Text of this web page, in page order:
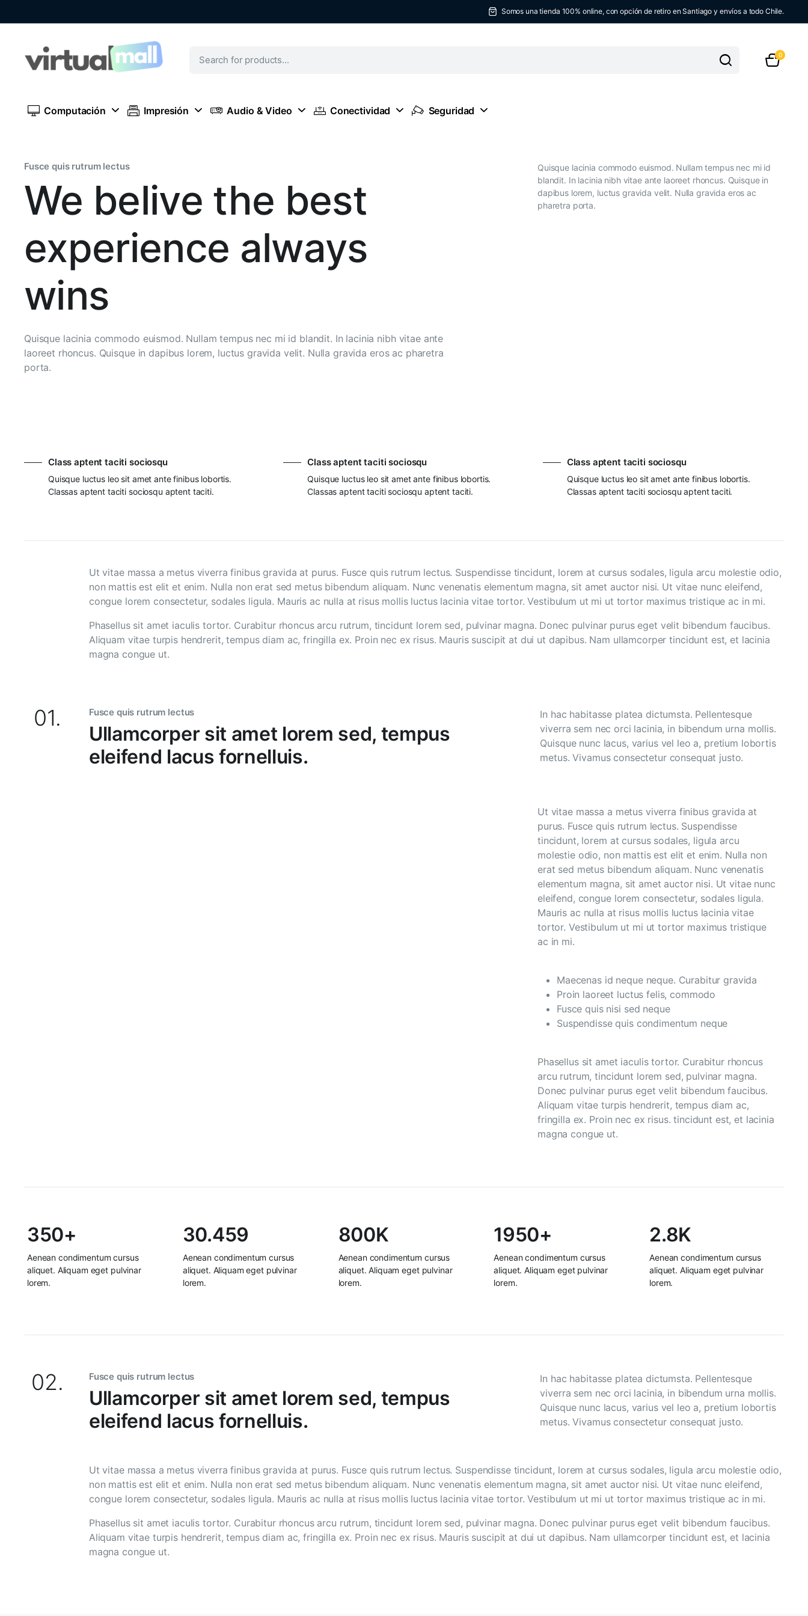
Somos una tienda 100% online, con opción de retiro en Santiago y envíos a todo Chile.
0
Computación Impresión Audio & Video Conectividad Seguridad
Fusce quis rutrum lectus
We belive the best
experience always
wins
Quisque lacinia commodo euismod. Nullam tempus nec mi id blandit. In lacinia nibh vitae ante
laoreet rhoncus. Quisque in dapibus lorem, luctus gravida velit. Nulla gravida eros ac pharetra
porta.
Quisque lacinia commodo euismod. Nullam tempus nec mi id
blandit. In lacinia nibh vitae ante laoreet rhoncus. Quisque in
dapibus lorem, luctus gravida velit. Nulla gravida eros ac
pharetra porta.
Class aptent taciti sociosqu
Quisque luctus leo sit amet ante finibus lobortis.
Classas aptent taciti sociosqu aptent taciti.
Class aptent taciti sociosqu
Quisque luctus leo sit amet ante finibus lobortis.
Classas aptent taciti sociosqu aptent taciti.
Class aptent taciti sociosqu
Quisque luctus leo sit amet ante finibus lobortis.
Classas aptent taciti sociosqu aptent taciti.
Ut vitae massa a metus viverra finibus gravida at purus. Fusce quis rutrum lectus. Suspendisse tincidunt, lorem at cursus sodales, ligula arcu molestie odio,
non mattis est elit et enim. Nulla non erat sed metus bibendum aliquam. Nunc venenatis elementum magna, sit amet auctor nisi. Ut vitae nunc eleifend,
congue lorem consectetur, sodales ligula. Mauris ac nulla at risus mollis luctus lacinia vitae tortor. Vestibulum ut mi ut tortor maximus tristique ac in mi.
Phasellus sit amet iaculis tortor. Curabitur rhoncus arcu rutrum, tincidunt lorem sed, pulvinar magna. Donec pulvinar purus eget velit bibendum faucibus.
Aliquam vitae turpis hendrerit, tempus diam ac, fringilla ex. Proin nec ex risus. Mauris suscipit at dui ut dapibus. Nam ullamcorper tincidunt est, et lacinia
magna congue ut.
01. Fusce quis rutrum lectus
Ullamcorper sit amet lorem sed, tempus
eleifend lacus fornelluis.
In hac habitasse platea dictumsta. Pellentesque
viverra sem nec orci lacinia, in bibendum urna mollis.
Quisque nunc lacus, varius vel leo a, pretium lobortis
metus. Vivamus consectetur consequat justo.
Ut vitae massa a metus viverra finibus gravida at
purus. Fusce quis rutrum lectus. Suspendisse
tincidunt, lorem at cursus sodales, ligula arcu
molestie odio, non mattis est elit et enim. Nulla non
erat sed metus bibendum aliquam. Nunc venenatis
elementum magna, sit amet auctor nisi. Ut vitae nunc
eleifend, congue lorem consectetur, sodales ligula.
Mauris ac nulla at risus mollis luctus lacinia vitae
tortor. Vestibulum ut mi ut tortor maximus tristique
ac in mi.
Maecenas id neque neque. Curabitur gravida
Proin laoreet luctus felis, commodo
Fusce quis nisi sed neque
Suspendisse quis condimentum neque
Phasellus sit amet iaculis tortor. Curabitur rhoncus
arcu rutrum, tincidunt lorem sed, pulvinar magna.
Donec pulvinar purus eget velit bibendum faucibus.
Aliquam vitae turpis hendrerit, tempus diam ac,
fringilla ex. Proin nec ex risus. tincidunt est, et lacinia
magna congue ut.
350+
Aenean condimentum cursus
aliquet. Aliquam eget pulvinar
lorem.
30.459
Aenean condimentum cursus
aliquet. Aliquam eget pulvinar
lorem.
800K
Aenean condimentum cursus
aliquet. Aliquam eget pulvinar
lorem.
1950+
Aenean condimentum cursus
aliquet. Aliquam eget pulvinar
lorem.
2.8K
Aenean condimentum cursus
aliquet. Aliquam eget pulvinar
lorem.
02. Fusce quis rutrum lectus
Ullamcorper sit amet lorem sed, tempus
eleifend lacus fornelluis.
In hac habitasse platea dictumsta. Pellentesque
viverra sem nec orci lacinia, in bibendum urna mollis.
Quisque nunc lacus, varius vel leo a, pretium lobortis
metus. Vivamus consectetur consequat justo.
Ut vitae massa a metus viverra finibus gravida at purus. Fusce quis rutrum lectus. Suspendisse tincidunt, lorem at cursus sodales, ligula arcu molestie odio,
non mattis est elit et enim. Nulla non erat sed metus bibendum aliquam. Nunc venenatis elementum magna, sit amet auctor nisi. Ut vitae nunc eleifend,
congue lorem consectetur, sodales ligula. Mauris ac nulla at risus mollis luctus lacinia vitae tortor. Vestibulum ut mi ut tortor maximus tristique ac in mi.
Phasellus sit amet iaculis tortor. Curabitur rhoncus arcu rutrum, tincidunt lorem sed, pulvinar magna. Donec pulvinar purus eget velit bibendum faucibus.
Aliquam vitae turpis hendrerit, tempus diam ac, fringilla ex. Proin nec ex risus. Mauris suscipit at dui ut dapibus. Nam ullamcorper tincidunt est, et lacinia
magna congue ut.